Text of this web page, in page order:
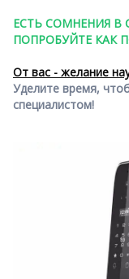
ЕСТЬ СОМНЕНИЯ В
ПОПРОБУЙТЕ КАК
От вас - желание
Уделите время,
специалистом!